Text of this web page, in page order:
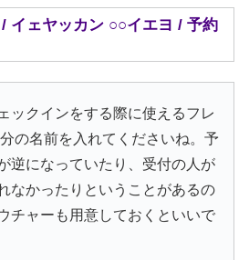
イェヤッカン ○○イエヨ / 予約
ックインをする際に使えるフレ
の名前を入れてくださいね。予
逆になっていたり、受付の人が
なかったりということがあるの
チャーも用意しておくといいで